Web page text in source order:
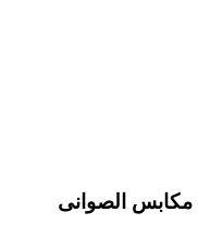
مكابس الصوانى